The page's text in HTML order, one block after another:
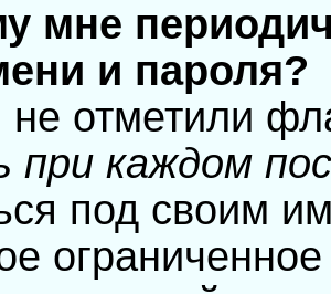
мне
и пароля?
не отметили
при каждом
под своим